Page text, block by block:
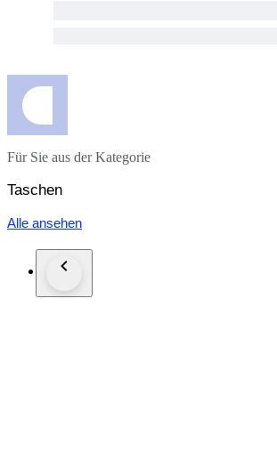
Für Sie aus der Kategorie
Taschen
Alle ansehen